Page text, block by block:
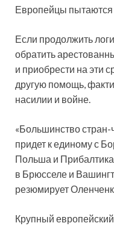
Европейцы пытаются
Если продолжить
обратить
и приобрести на эти
другую помощь,
насилии и войне.
«Большинство
придет к единому с
Польша и
в Брюсселе и
резюмирует
Крупный